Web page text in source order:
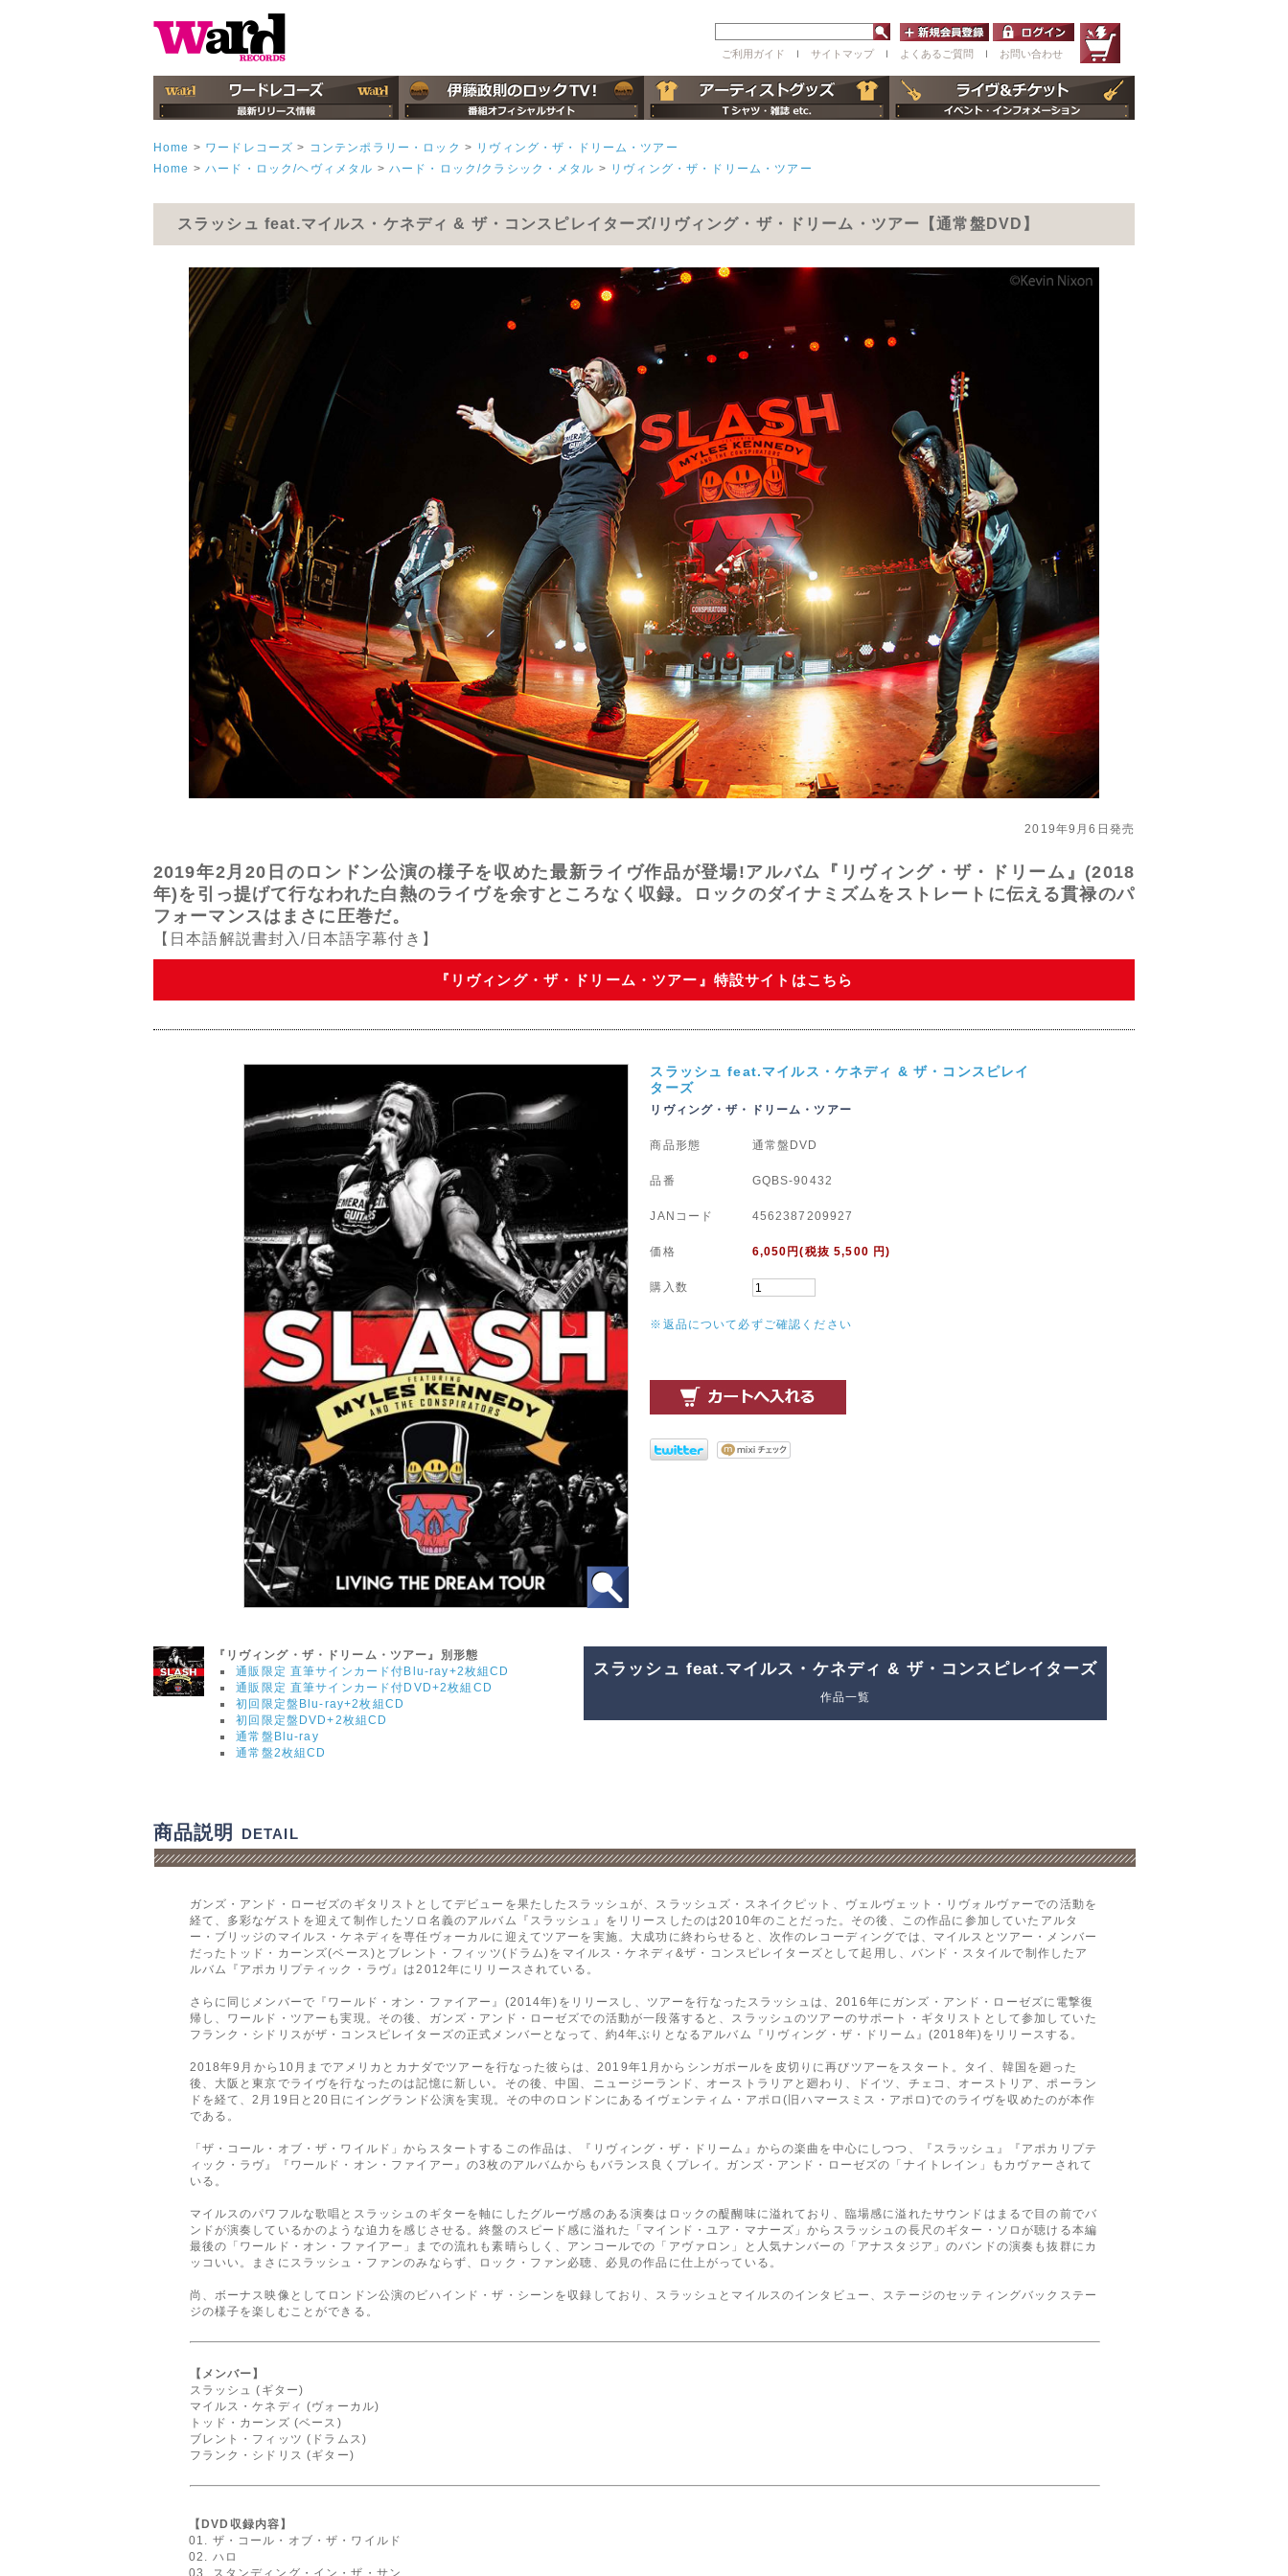
ご利用ガイド ｌ サイトマップ ｌ よくあるご質問 ｌ お問い合わせ
Home > ワードレコーズ > コンテンポラリー・ロック > リヴィング・ザ・ドリーム・ツアー
Home > ハード・ロック/ヘヴィメタル > ハード・ロック/クラシック・メタル > リヴィング・ザ・ドリーム・ツアー
スラッシュ feat.マイルス・ケネディ & ザ・コンスピレイターズ/リヴィング・ザ・ドリーム・ツアー【通常盤DVD】
2019年9月6日発売
2019年2月20日のロンドン公演の様子を収めた最新ライヴ作品が登場!アルバム『リヴィング・ザ・ドリーム』(2018
年)を引っ提げて行なわれた白熱のライヴを余すところなく収録。ロックのダイナミズムをストレートに伝える貫禄のパ
フォーマンスはまさに圧巻だ。
【日本語解説書封入/日本語字幕付き】
『リヴィング・ザ・ドリーム・ツアー』特設サイトはこちら
スラッシュ feat.マイルス・ケネディ & ザ・コンスピレイ
ターズ
リヴィング・ザ・ドリーム・ツアー
商品形態 通常盤DVD
品番 GQBS-90432
JANコード 4562387209927
価格 6,050 円(税抜 5,500 円)
購入数
※返品について必ずご確認ください
『リヴィング・ザ・ドリーム・ツアー』別形態
通販限定 直筆サインカード付Blu-ray+2枚組CD
通販限定 直筆サインカード付DVD+2枚組CD
初回限定盤Blu-ray+2枚組CD
初回限定盤DVD+2枚組CD
通常盤Blu-ray
通常盤2枚組CD
スラッシュ feat.マイルス・ケネディ & ザ・コンスピレイターズ
作品一覧
商品説明 DETAIL
ガンズ・アンド・ローゼズのギタリストとしてデビューを果たしたスラッシュが、スラッシュズ・スネイクピット、ヴェルヴェット・リヴォルヴァーでの活動を
経て、多彩なゲストを迎えて制作したソロ名義のアルバム『スラッシュ』をリリースしたのは2010年のことだった。その後、この作品に参加していたアルタ
ー・ブリッジのマイルス・ケネディを専任ヴォーカルに迎えてツアーを実施。大成功に終わらせると、次作のレコーディングでは、マイルスとツアー・メンバー
だったトッド・カーンズ(ベース)とブレント・フィッツ(ドラム)をマイルス・ケネディ&ザ・コンスピレイターズとして起用し、バンド・スタイルで制作したア
ルバム『アポカリプティック・ラヴ』は2012年にリリースされている。
さらに同じメンバーで『ワールド・オン・ファイアー』(2014年)をリリースし、ツアーを行なったスラッシュは、2016年にガンズ・アンド・ローゼズに電撃復
帰し、ワールド・ツアーも実現。その後、ガンズ・アンド・ローゼズでの活動が一段落すると、スラッシュのツアーのサポート・ギタリストとして参加していた
フランク・シドリスがザ・コンスピレイターズの正式メンバーとなって、約4年ぶりとなるアルバム『リヴィング・ザ・ドリーム』(2018年)をリリースする。
2018年9月から10月までアメリカとカナダでツアーを行なった彼らは、2019年1月からシンガポールを皮切りに再びツアーをスタート。タイ、韓国を廻った
後、大阪と東京でライヴを行なったのは記憶に新しい。その後、中国、ニュージーランド、オーストラリアと廻わり、ドイツ、チェコ、オーストリア、ポーラン
ドを経て、2月19日と20日にイングランド公演を実現。その中のロンドンにあるイヴェンティム・アポロ(旧ハマースミス・アポロ)でのライヴを収めたのが本作
である。
「ザ・コール・オブ・ザ・ワイルド」からスタートするこの作品は、『リヴィング・ザ・ドリーム』からの楽曲を中心にしつつ、『スラッシュ』『アポカリプテ
ィック・ラヴ』『ワールド・オン・ファイアー』の3枚のアルバムからもバランス良くプレイ。ガンズ・アンド・ローゼズの「ナイトレイン」もカヴァーされて
いる。
マイルスのパワフルな歌唱とスラッシュのギターを軸にしたグルーヴ感のある演奏はロックの醍醐味に溢れており、臨場感に溢れたサウンドはまるで目の前でバ
ンドが演奏しているかのような迫力を感じさせる。終盤のスピード感に溢れた「マインド・ユア・マナーズ」からスラッシュの長尺のギター・ソロが聴ける本編
最後の「ワールド・オン・ファイアー」までの流れも素晴らしく、アンコールでの「アヴァロン」と人気ナンバーの「アナスタジア」のバンドの演奏も抜群にカ
ッコいい。まさにスラッシュ・ファンのみならず、ロック・ファン必聴、必見の作品に仕上がっている。
尚、ボーナス映像としてロンドン公演のビハインド・ザ・シーンを収録しており、スラッシュとマイルスのインタビュー、ステージのセッティングバックステー
ジの様子を楽しむことができる。
【メンバー】
スラッシュ (ギター)
マイルス・ケネディ (ヴォーカル)
トッド・カーンズ (ベース)
ブレント・フィッツ (ドラムス)
フランク・シドリス (ギター)
【DVD収録内容】
01. ザ・コール・オブ・ザ・ワイルド
02. ハロ
03. スタンディング・イン・ザ・サン